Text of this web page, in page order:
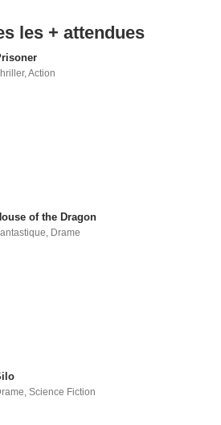
les + attendues
,Action
of the Dragon
, Drame
,Science Fiction